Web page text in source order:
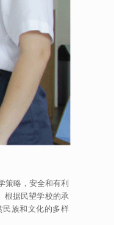
策略，安全和有利
根据民望学校的承
族和文化的多样